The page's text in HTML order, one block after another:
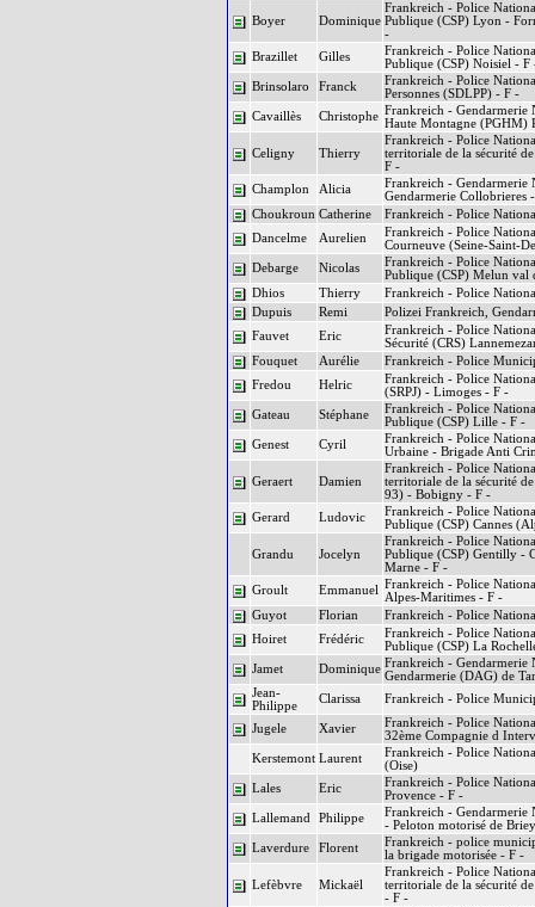
Boyer Dominique
Frankreich - Police
Publique (CSP) Lyon -
-
Brazillet
Gilles
Frankreich - Police
Publique (CSP) Noisiel - F
Brinsolaro
Franck
Frankreich - Police
Personnes (SDLPP) - F -
Cavaillès
Christophe Frankreich - Gendarmerie
Haute Montagne (PGHM)
Celigny Thierry
Frankreich - Police
territoriale de la sécurité
F -
Champlon
Alicia
Frankreich - Gendarmerie
Gendarmerie Collobrieres
Choukroun Catherine
Frankreich - Police
Dancelme
Aurelien
Frankreich - Police
Courneuve (Seine-Saint-
Debarge
Nicolas
Frankreich - Police
Publique (CSP) Melun val
Dhios
Thierry
Frankreich - Police
Dupuis
Remi
Polizei Frankreich,
Fauvet
Eric
Frankreich - Police
Sécurité (CRS)
Fouquet
Aurélie
Frankreich - Police
Fredou
Helric
Frankreich - Police
(SRPJ) - Limoges - F -
Gateau
Stéphane
Frankreich - Police
Publique (CSP) Lille - F -
Genest
Cyril
Frankreich - Police
Urbaine - Brigade Anti
Geraert Damien
Frankreich - Police
territoriale de la sécurité
93) - Bobigny - F -
Gerard
Ludovic
Frankreich - Police
Publique (CSP) Cannes
Grandu Jocelyn
Frankreich - Police
Publique (CSP) Gentilly -
Marne - F -
Groult
Emmanuel
Frankreich - Police
Alpes-Maritimes - F -
Guyot
Florian
Frankreich - Police
Hoiret
Frédéric
Frankreich - Police
Publique (CSP) La
Jamet
Dominique Frankreich - Gendarmerie
Gendarmerie (DAG) de
Jean-
Philippe
Clarissa Frankreich - Police
Jugele Xavier
Frankreich - Police
32ème Compagnie d
Kerstemont Laurent
Frankreich - Police
(Oise)
Lales
Eric
Frankreich - Police
Provence - F -
Lallemand
Philippe
Frankreich - Gendarmerie
- Peloton motorisé de
Laverdure
Florent
Frankreich - police
la brigade motorisée - F -
Lefèbvre Mickaël
Frankreich - Police
territoriale de la sécurité
- F -